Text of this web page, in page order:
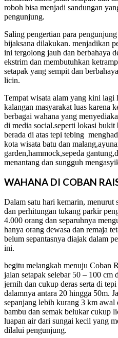
roboh bisa menjadi sandungan
pengunjung.
Saling pengertian para
bijaksana dilakukan. menjadikan
ini tergolong jauh dan berbahaya
ekstrim dan membutuhkan
setapak yang sempit dan
licin.
Tempat wisata alam yang kini lagi
kalangan masyarakat luas karena
berbagai wahana yang
di media social.seperti lokasi
berada di atas tepi tebing
kota wisata batu dan
garden,hammock,sepeda
menantang dan sungguh
WAHANA DI COBAN
Dalam satu hari kemarin, menurut
dan perhitungan tukang parkir
4.000 orang dan separuhnya
hanya orang dewasa dan remaja
belum sepantasnya diajak dalam
ini.
begitu melangkah menuju Coban
jalan setapak selebar 50 – 100
jernih dan cukup deras serta di
dalamnya antara 20 hingga 50m.
sepanjang lebih kurang 3 km
bambu dan semak belukar cukup
luapan air dari sungai kecil yang
dilalui pengunjung.